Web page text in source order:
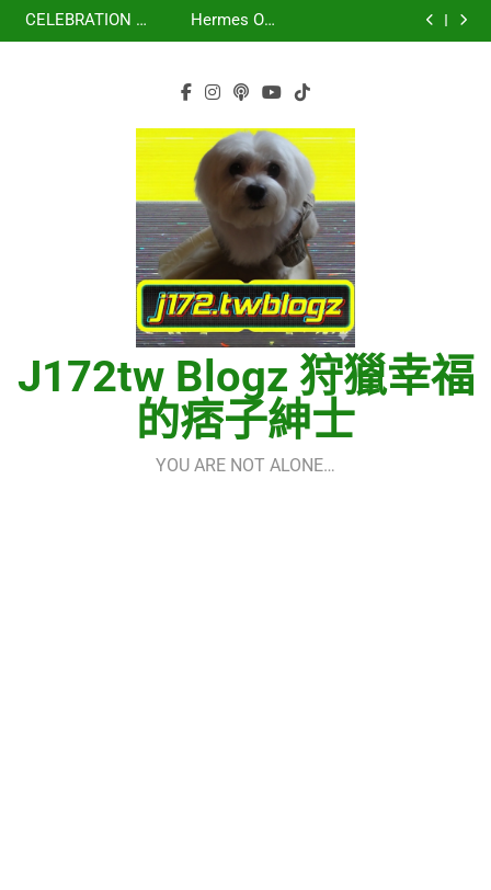
Skip
to
少女時代(소녀시
대)(Girls’
세라핌)
using OpenRouter
(다시만난세계)(Into
Generation)
CELEBRATION –
LE SSERAFIM(르
Hermes One
Quick Start Guide
Telegram
虹 – 菅田将暉
J172tw Blogz 狩獵幸福
的痞子紳士
YOU ARE NOT ALONE…